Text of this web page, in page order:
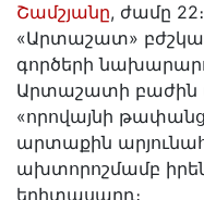
Շամշյանը, ժամը
«Արտաշատ»
գործերի
Արտաշատի բաժին
«որովայնի
արտաքին
ախտորոշմամբ
երիտասարդ։